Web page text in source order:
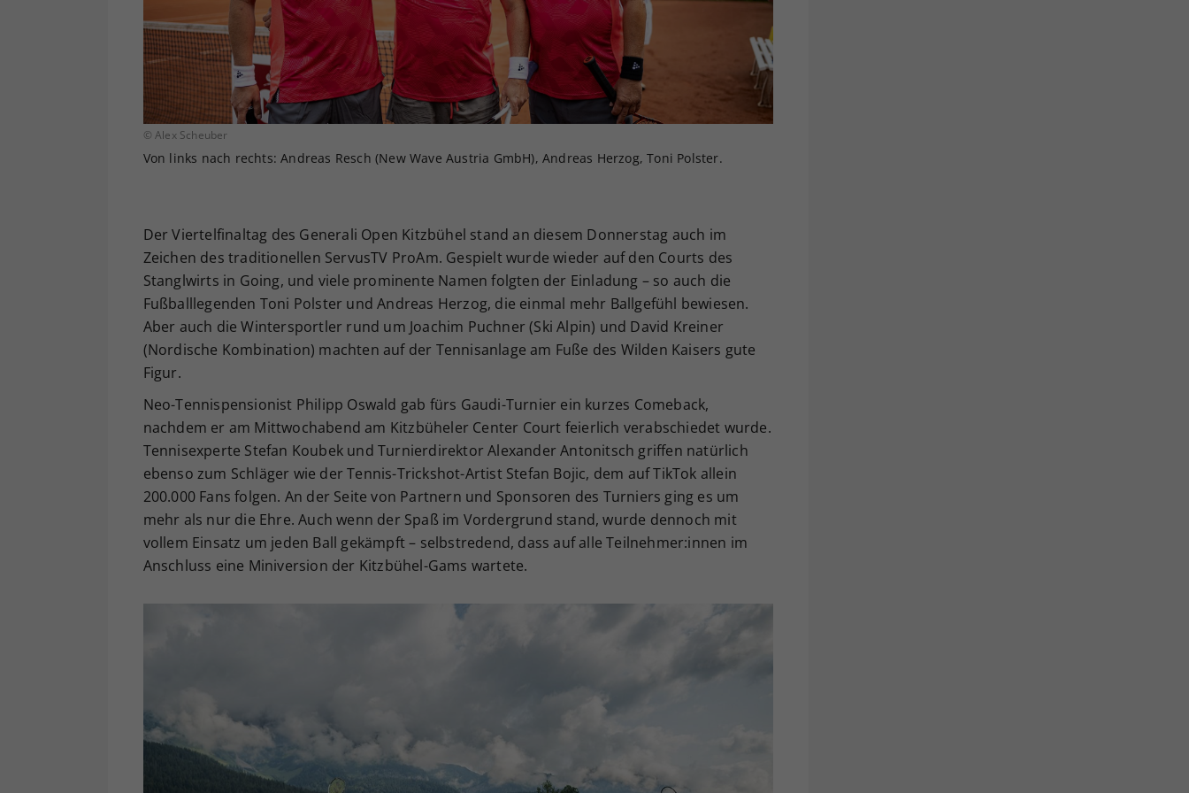
© Alex Scheuber
Von links nach rechts: Andreas Resch (New Wave Austria GmbH), Andreas Herzog, Toni Polster.
Der Viertelfinaltag des Generali Open Kitzbühel stand an diesem Donnerstag auch im
Zeichen des traditionellen ServusTV ProAm. Gespielt wurde wieder auf den Courts des
Stanglwirts in Going, und viele prominente Namen folgten der Einladung – so auch die
Fußballlegenden Toni Polster und Andreas Herzog, die einmal mehr Ballgefühl bewiesen.
Aber auch die Wintersportler rund um Joachim Puchner (Ski Alpin) und David Kreiner
(Nordische Kombination) machten auf der Tennisanlage am Fuße des Wilden Kaisers gute
Figur.
Neo-Tennispensionist Philipp Oswald gab fürs Gaudi-Turnier ein kurzes Comeback,
nachdem er am Mittwochabend am Kitzbüheler Center Court feierlich verabschiedet wurde.
Tennisexperte Stefan Koubek und Turnierdirektor Alexander Antonitsch griffen natürlich
ebenso zum Schläger wie der Tennis-Trickshot-Artist Stefan Bojic, dem auf TikTok allein
200.000 Fans folgen. An der Seite von Partnern und Sponsoren des Turniers ging es um
mehr als nur die Ehre. Auch wenn der Spaß im Vordergrund stand, wurde dennoch mit
vollem Einsatz um jeden Ball gekämpft – selbstredend, dass auf alle Teilnehmer:innen im
Anschluss eine Miniversion der Kitzbühel-Gams wartete.
Ihrer vorgenommen Einstellungen, falls der
Webseiten-Betreiber dies eingestellt hat.